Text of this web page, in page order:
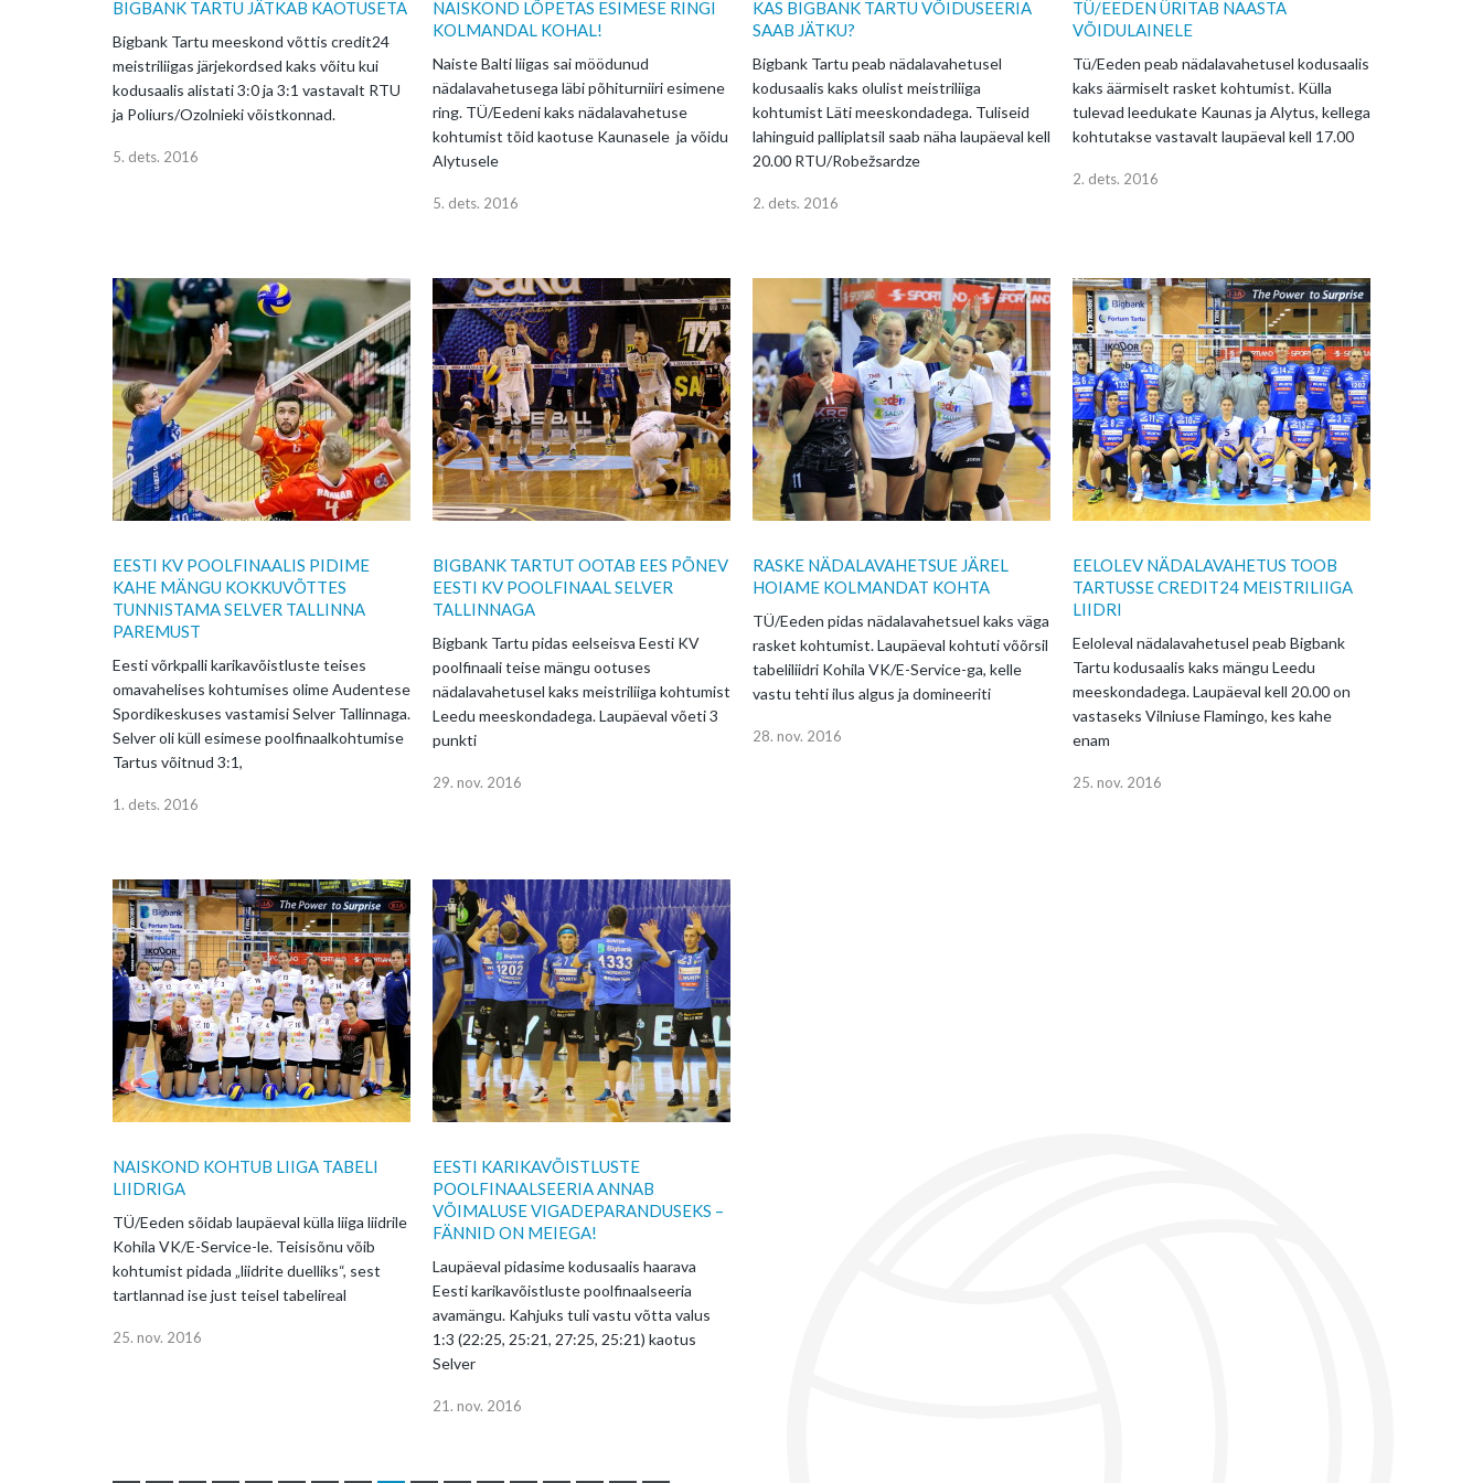
BIGBANK TARTU JÄTKAB KAOTUSETA
Bigbank Tartu meeskond võttis credit24
meistriliigas järjekordsed kaks võitu kui
kodusaalis alistati 3:0 ja 3:1 vastavalt RTU
ja Poliurs/Ozolnieki võistkonnad.
5. dets. 2016
NAISKOND LÕPETAS ESIMESE RINGI
KOLMANDAL KOHAL!
Naiste Balti liigas sai möödunud
nädalavahetusega läbi põhiturniiri esimene
ring. TÜ/Eedeni kaks nädalavahetuse
kohtumist tõid kaotuse Kaunasele ja võidu
Alytusele
5. dets. 2016
KAS BIGBANK TARTU VÕIDUSEERIA
SAAB JÄTKU?
Bigbank Tartu peab nädalavahetusel
kodusaalis kaks olulist meistriliiga
kohtumist Läti meeskondadega. Tuliseid
lahinguid palliplatsil saab näha laupäeval kell
20.00 RTU/Robežsardze
2. dets. 2016
TÜ/EEDEN ÜRITAB NAASTA
VÕIDULAINELE
Tü/Eeden peab nädalavahetusel kodusaalis
kaks äärmiselt rasket kohtumist. Külla
tulevad leedukate Kaunas ja Alytus, kellega
kohtutakse vastavalt laupäeval kell 17.00
2. dets. 2016
EESTI KV POOLFINAALIS PIDIME
KAHE MÄNGU KOKKUVÕTTES
TUNNISTAMA SELVER TALLINNA
PAREMUST
Eesti võrkpalli karikavõistluste teises
omavahelises kohtumises olime Audentese
Spordikeskuses vastamisi Selver Tallinnaga.
Selver oli küll esimese poolfinaalkohtumise
Tartus võitnud 3:1,
1. dets. 2016
BIGBANK TARTUT OOTAB EES PÕNEV
EESTI KV POOLFINAAL SELVER
TALLINNAGA
Bigbank Tartu pidas eelseisva Eesti KV
poolfinaali teise mängu ootuses
nädalavahetusel kaks meistriliiga kohtumist
Leedu meeskondadega. Laupäeval võeti 3
punkti
29. nov. 2016
RASKE NÄDALAVAHETSUE JÄREL
HOIAME KOLMANDAT KOHTA
TÜ/Eeden pidas nädalavahetsuel kaks väga
rasket kohtumist. Laupäeval kohtuti võõrsil
tabeliliidri Kohila VK/E-Service-ga, kelle
vastu tehti ilus algus ja domineeriti
28. nov. 2016
EELOLEV NÄDALAVAHETUS TOOB
TARTUSSE CREDIT24 MEISTRILIIGA
LIIDRI
Eeloleval nädalavahetusel peab Bigbank
Tartu kodusaalis kaks mängu Leedu
meeskondadega. Laupäeval kell 20.00 on
vastaseks Vilniuse Flamingo, kes kahe
enam
25. nov. 2016
NAISKOND KOHTUB LIIGA TABELI
LIIDRIGA
TÜ/Eeden sõidab laupäeval külla liiga liidrile
Kohila VK/E-Service-le. Teisisõnu võib
kohtumist pidada „liidrite duelliks“, sest
tartlannad ise just teisel tabelireal
25. nov. 2016
EESTI KARIKAVÕISTLUSTE
POOLFINAALSEERIA ANNAB
VÕIMALUSE VIGADEPARANDUSEKS –
FÄNNID ON MEIEGA!
Laupäeval pidasime kodusaalis haarava
Eesti karikavõistluste poolfinaalseeria
avamängu. Kahjuks tuli vastu võtta valus
1:3 (22:25, 25:21, 27:25, 25:21) kaotus
Selver
21. nov. 2016